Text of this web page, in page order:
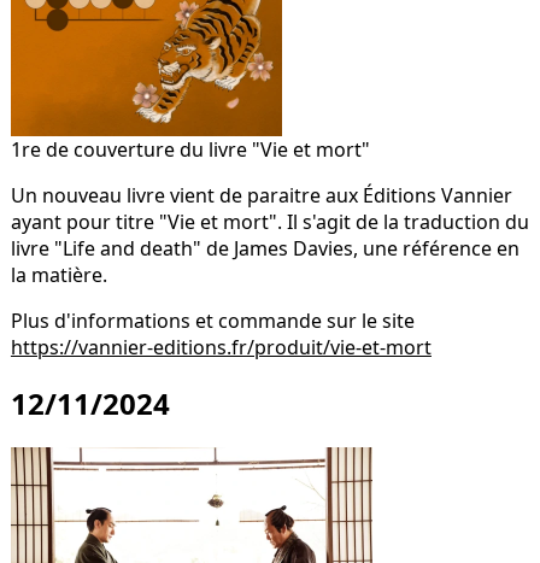
1re de couverture du livre "Vie et mort"
Un nouveau livre vient de paraitre aux Éditions Vannier
ayant pour titre "Vie et mort". Il s'agit de la traduction du
livre "Life and death" de James Davies, une référence en
la matière.
Plus d'informations et commande sur le site
https://vannier-editions.fr/produit/vie-et-mort
12/11/2024